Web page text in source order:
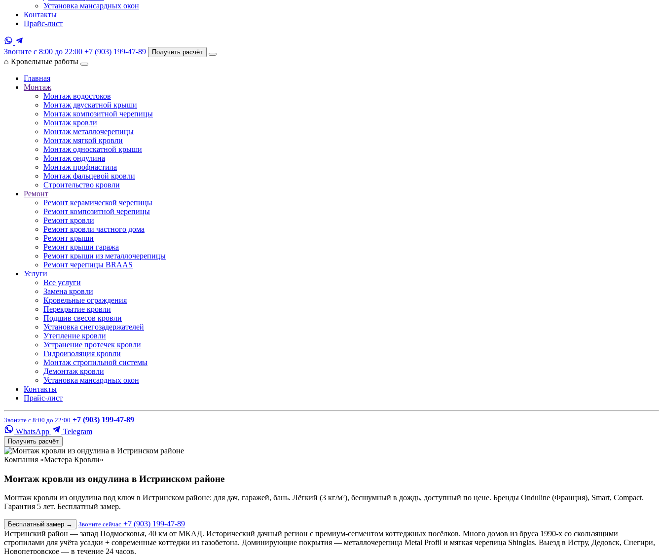
Установка мансардных окон
Контакты
Прайс-лист
Звоните с 8:00 до 22:00 +7 (903) 199-47-89 Получить расчёт
⌂ Кровельные работы
Главная
Монтаж
Монтаж водостоков
Монтаж двускатной крыши
Монтаж композитной черепицы
Монтаж кровли
Монтаж металлочерепицы
Монтаж мягкой кровли
Монтаж односкатной крыши
Монтаж ондулина
Монтаж профнастила
Монтаж фальцевой кровли
Строительство кровли
Ремонт
Ремонт керамической черепицы
Ремонт композитной черепицы
Ремонт кровли
Ремонт кровли частного дома
Ремонт крыши
Ремонт крыши гаража
Ремонт крыши из металлочерепицы
Ремонт черепицы BRAAS
Услуги
Все услуги
Замена кровли
Кровельные ограждения
Перекрытие кровли
Подшив свесов кровли
Установка снегозадержателей
Утепление кровли
Устранение протечек кровли
Гидроизоляция кровли
Монтаж стропильной системы
Демонтаж кровли
Установка мансардных окон
Контакты
Прайс-лист
Звоните с 8:00 до 22:00 +7 (903) 199-47-89
WhatsApp
Telegram
Получить расчёт
Компания «Мастера Кровли»
Монтаж кровли из ондулина в Истринском районе
Монтаж кровли из ондулина под ключ в Истринском районе: для дач, гаражей, бань. Лёгкий (3 кг/м²), бесшумный в дождь, доступный по цене. Бренды Onduline (Франция), Smart, Compact.
Гарантия 5 лет. Бесплатный замер.
Бесплатный замер → Звоните сейчас +7 (903) 199-47-89
Истринский район — запад Подмосковья, 40 км от МКАД. Исторический дачный регион с премиум-сегментом коттеджных посёлков. Много домов из бруса 1990-х со скользящими
стропилами для учёта усадки + современные коттеджи из газобетона. Доминирующие покрытия — металлочерепица Metal Profil и мягкая черепица Shinglas. Выезд в Истру, Дедовск, Снегири,
Новопетровское — в течение 24 часов.